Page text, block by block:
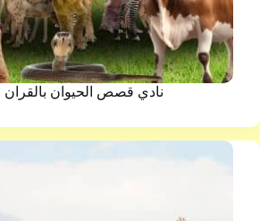
نادي قصص الحيوان بالقران